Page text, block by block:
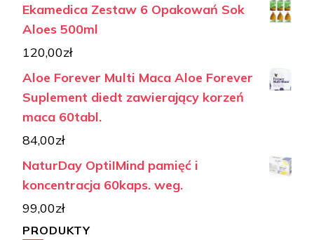
Ekamedica Zestaw 6 Opakowań Sok
Aloes 500ml
120,00zł
Aloe Forever Multi Maca Aloe Forever
Suplement diedt zawierający korzeń
maca 60tabl.
84,00zł
NaturDay OptiIMind pamięć i
koncentracja 60kaps. weg.
99,00zł
PRODUKTY